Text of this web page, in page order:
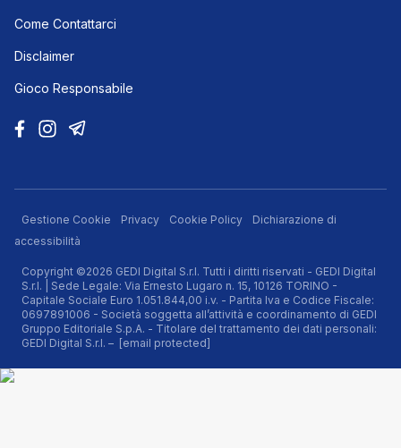
Come Contattarci
Disclaimer
Gioco Responsabile
Gestione Cookie Privacy Cookie Policy
Dichiarazione di
accessibilità
Copyright ©2026 GEDI Digital S.r.l. Tutti i diritti riservati - GEDI Digital
S.r.l. | Sede Legale: Via Ernesto Lugaro n. 15, 10126 TORINO -
Capitale Sociale Euro 1.051.844,00 i.v. - Partita Iva e Codice Fiscale:
0697891006 - Società soggetta all’attività e coordinamento di GEDI
Gruppo Editoriale S.p.A. - Titolare del trattamento dei dati personali:
GEDI Digital S.r.l. – [email protected]